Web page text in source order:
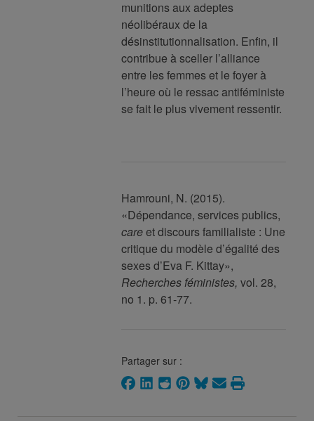
munitions aux adeptes
néolibéraux de la
désinstitutionnalisation. Enfin, il
contribue à sceller l’alliance
entre les femmes et le foyer à
l’heure où le ressac antiféministe
se fait le plus vivement ressentir.
Hamrouni, N. (2015).
«Dépendance, services publics,
careet discours familialiste : Une
critique du modèle d’égalité des
sexes d’Eva F. Kittay»,
Recherches féministes, vol. 28,
no 1. p. 61-77.
Partager sur :